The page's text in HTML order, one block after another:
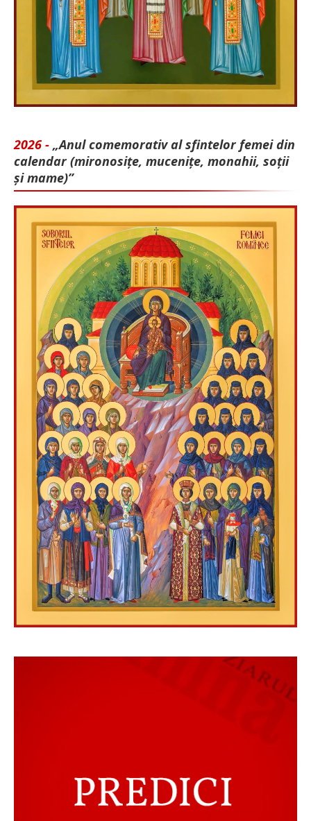
2026 - „Anul comemorativ al sfintelor femei din
calendar (mironosițe, mu­cenițe, monahii, soții
și mame)”